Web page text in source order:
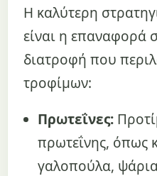
Η καλύτερη
είναι η επαναφορά
διατροφή που
τροφίμων:
Πρωτεΐνες:
πρωτεΐνης, όπως
γαλοπούλα,